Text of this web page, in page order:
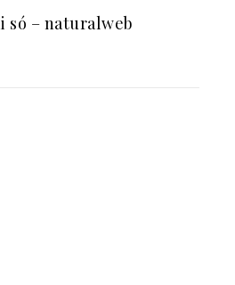
só – naturalweb